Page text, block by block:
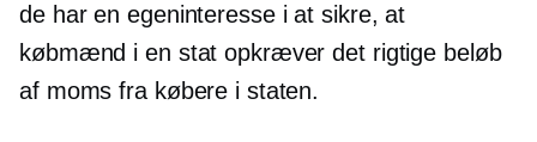
de har en egeninteresse i at sikre, at
købmænd i en stat opkræver det rigtige beløb
af moms fra købere i staten.